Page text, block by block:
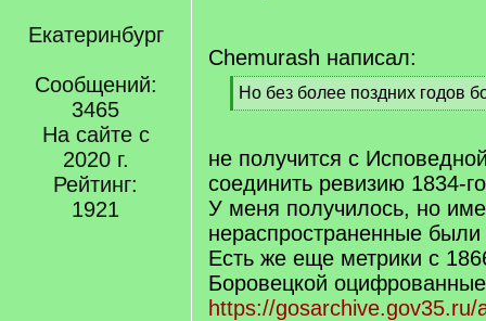
Екатеринбург
Сообщений:
3465
На сайте с
2020 г.
Рейтинг:
1921
Chemurash написал:
[
q
Но без более поздних годов
[
q
]
не получится с
соединить ревизию 1834-
У меня получилось, но
нераспространенные были
Есть же еще метрики с
Боровецкой оцифрованные
https://